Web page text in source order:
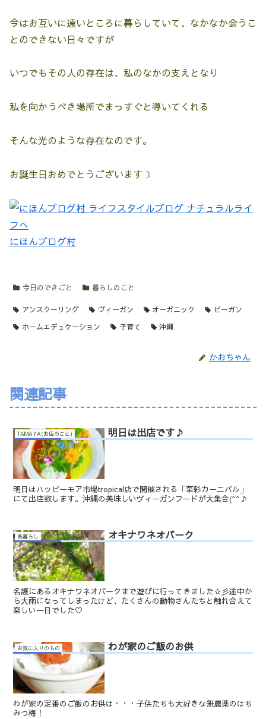
今はお互いに遠いところに暮らしていて、なかなか会うこ
とのできない日々ですが
いつでもその人の存在は、私のなかの支えとなり
私を向かうべき場所でまっすぐと導いてくれる
そんな光のような存在なのです。
お誕生日おめでとうございます☽
にほんブログ村
今日のできごと 暮らしのこと
アンスクーリング ヴィーガン オーガニック
ビーガン
ホームエデュケーション
子育て 沖縄
かおちゃん
関連記事
TAMAYA(お店のこと) 明日は出店です♪
明日はハッピーモア市場tropical店で開催される「菜彩カーニバル」
にて出店致します。沖縄の美味しいヴィーガンフードが大集合(^^♪
島暮らし オキナワネオパーク
名護にあるオキナワネオパークまで遊びに行ってきました☆彡途中か
ら大雨になってしまったけど、たくさんの動物さんたちと触れ合えて
楽しい一日でした♡
お気に入りのもの わが家のご飯のお供
わが家の定番のご飯のお供は・・・子供たちも大好きな無農薬のはち
みつ梅！